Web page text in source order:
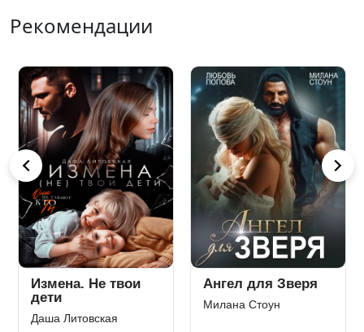
Рекомендации
Измена. Не твои
дети
Даша Литовская
Ангел для Зверя
Милана Стоун